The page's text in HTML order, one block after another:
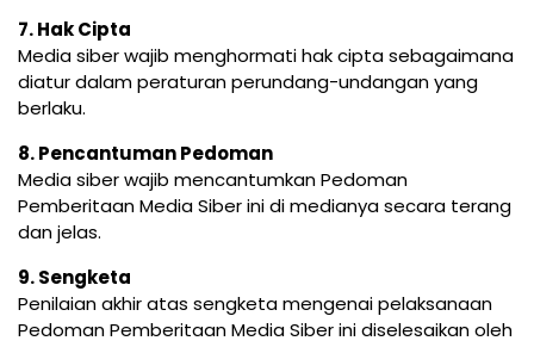
7. Hak Cipta
Media siber wajib menghormati hak cipta sebagaimana
diatur dalam peraturan perundang-undangan yang
berlaku.
8. Pencantuman Pedoman
Media siber wajib mencantumkan Pedoman
Pemberitaan Media Siber ini di medianya secara terang
dan jelas.
9. Sengketa
Penilaian akhir atas sengketa mengenai pelaksanaan
Pedoman Pemberitaan Media Siber ini diselesaikan oleh